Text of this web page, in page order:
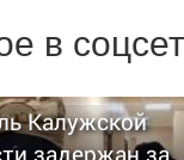
в
Калужской
задержан за